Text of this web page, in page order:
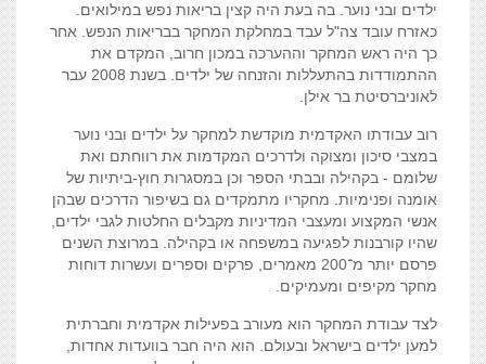
ילדים ובני נוער בה בעת היה קצין בריאות נפש במילואים
כאזרח עובד צה"ל עבד במחלקת המחקר בבריאות הנפש אחר
כך היה ראש המחקר וההערכה במכון חרוב
המקדם את
ההתמודדות בהתעללות והזנחה של ילדים
בשנת 2008 עבר
לאוניברסיטת בר אילן
רוב עבודתו האקדמית מוקדשת למחקר על ילדים ובני נוער
במצבי סיכון ומצוקה ולדרכים המקדמות את רווחתם ואת
שלומם - בקהילה ובבתי הספר וכן במסגרות חוץ-ביתיות של
אומנה ופנימיות מחקריו מתמקדים גם בשיפור הדרכים שבהן
אנשי המקצוע ומעצבי המדיניות מקבלים החלטות לגבי ילדים
שהיו קורבנות לפגיעה במשפחה או בקהילה
במרוצת השנים
פרסם יותר מ־200 מאמרים
פרקים וספרים ועשרות דוחות
מחקר מקיפים ומעמיקים
לצד עבודת המחקר הוא מעורב בפעילות אקדמית וחברתית
למען ילדים בישראל ובעולם
הוא היה חבר בוועדות אחדות